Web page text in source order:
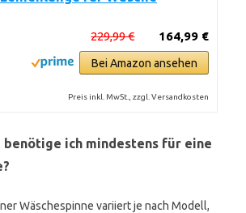
164,99 €
229,99 €
Bei Amazon ansehen
Preis inkl. MwSt., zzgl. Versandkosten
benötige ich mindestens für eine
Wäschespinne variiert je nach Modell,